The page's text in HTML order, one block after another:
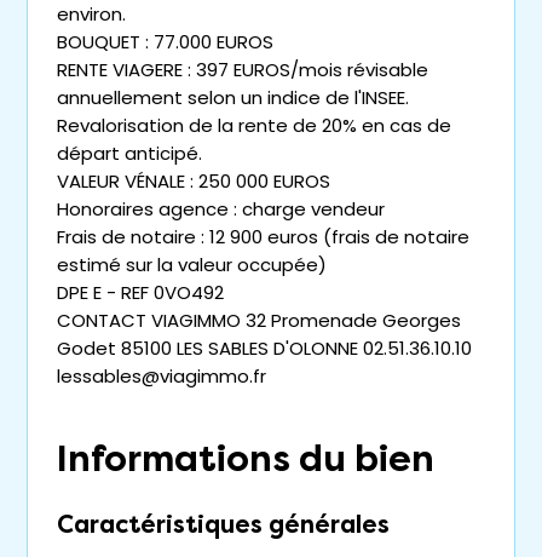
environ.
BOUQUET : 77.000 EUROS
RENTE VIAGERE : 397 EUROS/mois révisable
annuellement selon un indice de l'INSEE.
Revalorisation de la rente de 20% en cas de
départ anticipé.
VALEUR VÉNALE : 250 000 EUROS
Honoraires agence : charge vendeur
Frais de notaire : 12 900 euros (frais de notaire
estimé sur la valeur occupée)
DPE E - REF 0VO492
CONTACT VIAGIMMO 32 Promenade Georges
Godet 85100 LES SABLES D'OLONNE 02.51.36.10.10
lessables@viagimmo.fr
Informations du bien
Caractéristiques générales